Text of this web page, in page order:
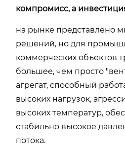
компромисс, а
на рынке представлено
решений, но для
коммерческих объектов
большее, чем просто
агрегат, способный
высоких нагрузок,
высоких температур,
стабильно высокое
потока.